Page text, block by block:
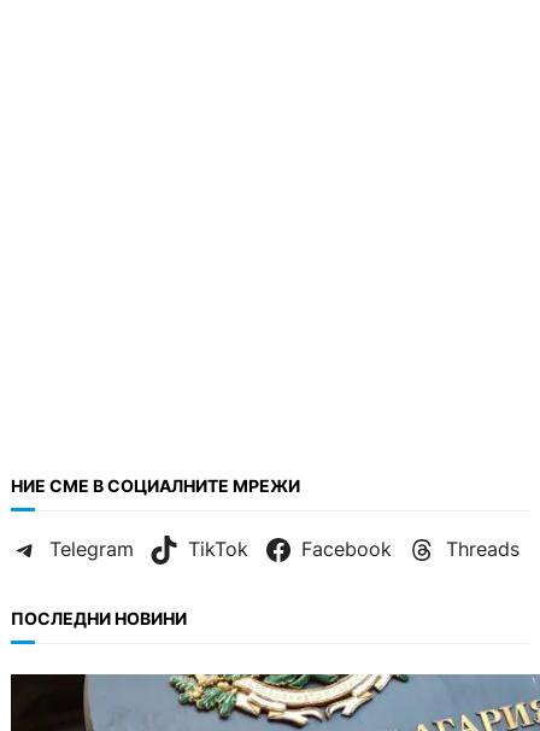
НИЕ СМЕ В СОЦИАЛНИТЕ МРЕЖИ
Telegram TikTok Facebook Threads
ПОСЛЕДНИ НОВИНИ
БЪЛГАРИЯ
Кабинетът прие нов статут за професиите в